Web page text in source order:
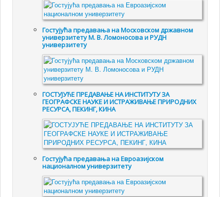
Гостујућа предавања на Московском државном
универзитету М. В. Ломоносова и РУДН
универзитету
ГОСТУЈУЋЕ ПРЕДАВАЊЕ НА ИНСТИТУТУ ЗА
ГЕОГРАФСКЕ НАУКЕ И ИСТРАЖИВАЊЕ ПРИРОДНИХ
РЕСУРСА, ПЕКИНГ, КИНА
Гостујућа предавања на Евроазијском
националном универзитету